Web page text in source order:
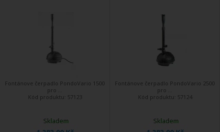
Fontánove čerpadlo PondoVario 1500
pro ...
Kód produktu: 57123
Skladem
Fontánove čerpadlo PondoVario 2500
pro ...
Kód produktu: 57124
Skladem